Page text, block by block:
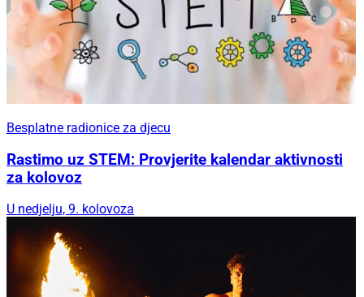
Besplatne radionice za djecu
Rastimo uz STEM: Provjerite kalendar aktivnosti
za kolovoz
U nedjelju, 9. kolovoza